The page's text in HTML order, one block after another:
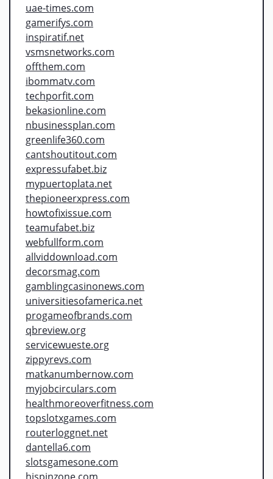
uae-times.com
gamerifys.com
inspiratif.net
vsmsnetworks.com
offthem.com
ibommatv.com
techporfit.com
bekasionline.com
nbusinessplan.com
greenlife360.com
cantshoutitout.com
expressufabet.biz
mypuertoplata.net
thepioneerxpress.com
howtofixissue.com
teamufabet.biz
webfullform.com
allviddownload.com
decorsmag.com
gamblingcasinonews.com
universitiesofamerica.net
progameofbrands.com
qbreview.org
servicewueste.org
zippyrevs.com
matkanumbernow.com
myjobcirculars.com
healthmoreoverfitness.com
topslotxgames.com
routerloggnet.net
dantella6.com
slotsgamesone.com